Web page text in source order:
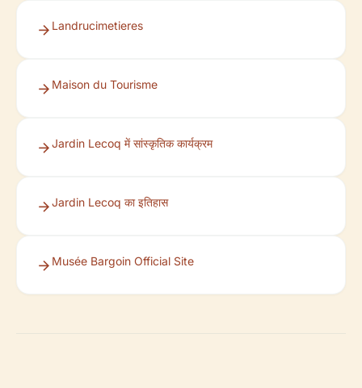
Landrucimetieres
Maison du Tourisme
Jardin Lecoq में सांस्कृतिक कार्यक्रम
Jardin Lecoq का इतिहास
Musée Bargoin Official Site